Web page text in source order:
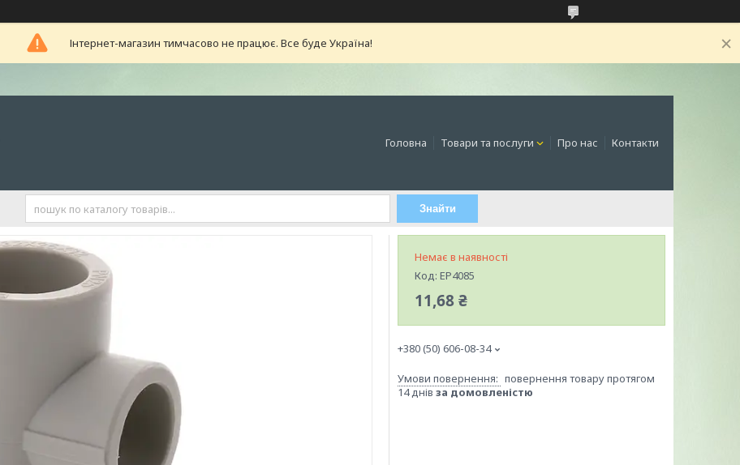
Інтернет-магазин тимчасово не працює. Все буде Україна!
Головна Товари та послуги Про нас Контакти
Знайти
Немає в наявності
Код: EP4085
11,68 ₴
+380 (50) 606-08-34
повернення товару протягом
14 днів за домовленістю